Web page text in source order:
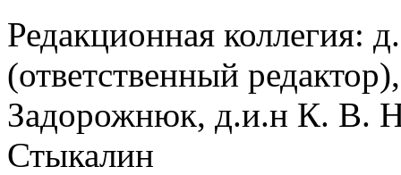
Редакционная
(ответственный
Задорожнюк, д.и.н К. В.
Стыкалин